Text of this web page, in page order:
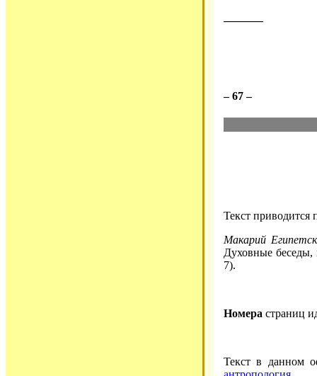
– 67 –
Текст приводится
Макарий
Духовные беседы,
7).
Номера страниц
Текст в данном